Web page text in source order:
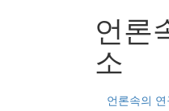
언론
소
언론속의